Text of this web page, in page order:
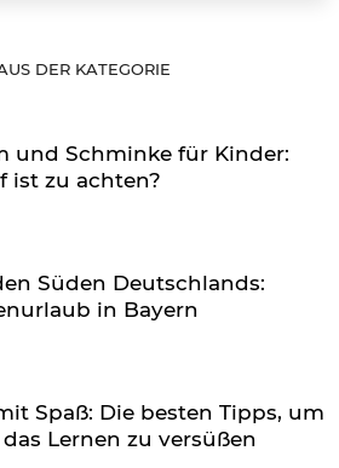
DER KATEGORIE
und Schminke für Kinder:
ist zu achten?
Süden Deutschlands:
in Bayern
Spaß: Die besten Tipps, um
Lernen zu versüßen